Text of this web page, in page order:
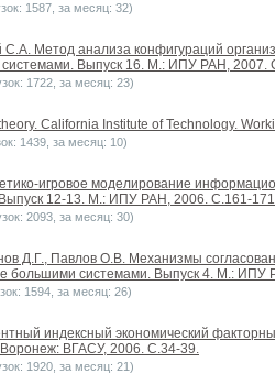
1587, за месяц: 32)
Метод анализа конфигураций
Выпуск 16. М.: ИПУ РАН, 2007.
1722, за месяц: 23)
California Institute of Technology.
1439, за месяц: 10)
игровое моделирование
12-13. М.: ИПУ РАН, 2006. С.161-
2093, за месяц: 30)
Д.Г., Павлов О.В. Механизмы
большими системами. Выпуск 4. М.: ИПУ
1594, за месяц: 26)
индексный экономический
ВГАСУ, 2006. С.34-39.
1920, за месяц: 21)